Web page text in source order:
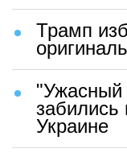
Трамп
забились
Украине